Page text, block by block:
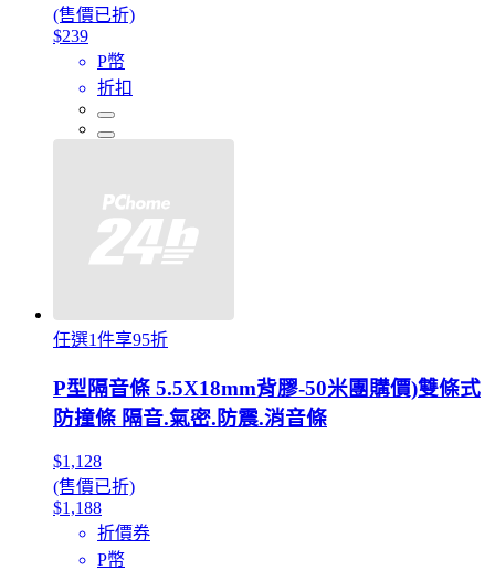
(售價已折)
$239
P幣
折扣
任選1件享95折
P型隔音條 5.5X18mm背膠-50米團購價)雙條式
防撞條 隔音.氣密.防震.消音條
$1,128
(售價已折)
$1,188
折價券
P幣